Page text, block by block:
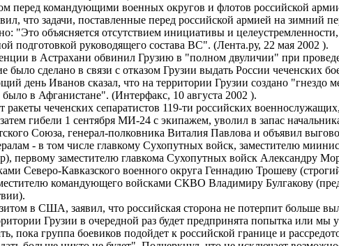
перед командующими военных округов и флотов российской
что задачи, поставленные перед российской армией на зимний
"Это объясняется отсутствием инициативы и
подготовкой руководящего состава ВС". (Лента.ру, 22 мая 2002
в Астрахани обвинил Грузию в "полном двуличии" при
было сделано в связи с отказом Грузии выдать России чеченских
день Иванов сказал, что на территории Грузии создано "гнездо
было в Афганистане". (Интерфакс, 10 августа 2002 ).
ракеты чеченских сепаратистов 119-ти российских
гибели 1 сентября МИ-24 с экипажем, уволил в запас
Союза, генерал-полковника Виталия Павлова и объявил
- в том числе главкому Сухопутных войск, заместителю
первому заместителю главкома Сухопутных войск Александру
Северо-Кавказского военного округа Геннадию Трошеву
командующего войсками СКВО Владимиру Булгакову
в США, заявил, что российская сторона не потерпит больше
Грузии в очередной раз будет предпринята попытка или мы
пока группа боевиков подойдет к российской границе и